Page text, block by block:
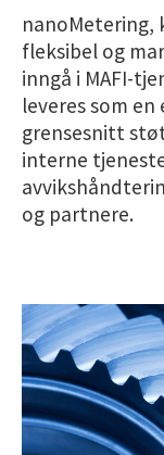
nanoMetering,
fleksibel og
inngå i MAFI-
leveres som
grensesnitt
interne
og partnere.